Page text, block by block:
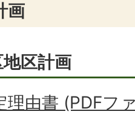
画
区計画
理由書 (PDFフ